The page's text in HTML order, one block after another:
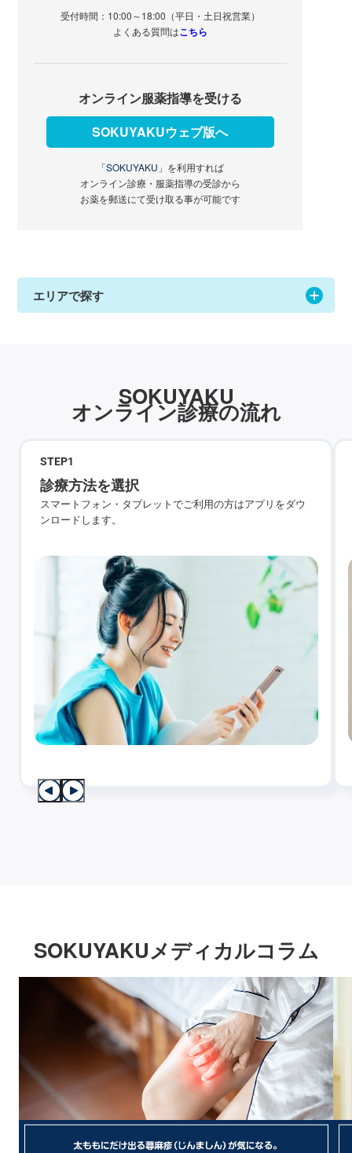
受付時間：10:00～18:00（平日・土日祝営業）
よくある質問はこちら
オンライン服薬指導を受ける
SOKUYAKUウェブ版へ
「SOKUYAKU」 を利用すれば
オンライン診療・服薬指導の受診から
お薬を郵送にて受け取る事が可能です
エリアで探す
SOKUYAKU
オンライン診療の流れ
STEP1
診療方法を選択
スマートフォン・タブレットでご利用の方はアプリをダウ
ンロードします。
SOKUYAKUメディカルコラム